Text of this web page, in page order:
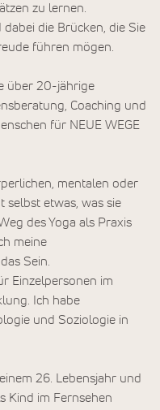
zu lernen.
die Brücken, die Sie
führen mögen.
über 20-jährige
Coaching und
für NEUE WEGE
mentalen oder
selbst etwas, was sie
des Yoga als Praxis
meine
Sein.
Einzelpersonen im
Ich habe
und Soziologie in
26. Lebensjahr und
Kind im Fernsehen